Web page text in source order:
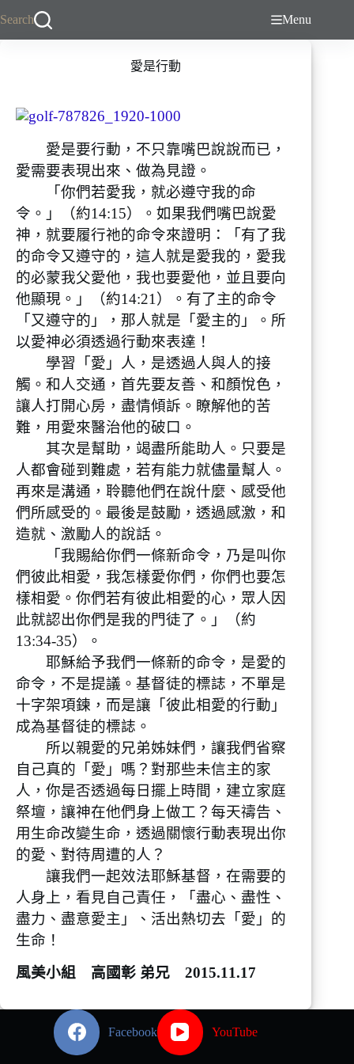
Search Menu
愛是行動
愛是要行動，不只靠嘴巴說說而已，
愛需要表現出來、做為見證。
「你們若愛我，就必遵守我的命
令。」（約14:15）。如果我們嘴巴說愛
神，就要履行祂的命令來證明：「有了我
的命令又遵守的，這人就是愛我的，愛我
的必蒙我父愛他，我也要愛他，並且要向
他顯現。」（約14:21）。有了主的命令
「又遵守的」，那人就是「愛主的」。所
以愛神必須透過行動來表達！
學習「愛」人，是透過人與人的接
觸。和人交通，首先要友善、和顏悅色，
讓人打開心房，盡情傾訴。瞭解他的苦
難，用愛來醫治他的破口。
其次是幫助，竭盡所能助人。只要是
人都會碰到難處，若有能力就儘量幫人。
再來是溝通，聆聽他們在說什麼、感受他
們所感受的。最後是鼓勵，透過感激，和
造就、激勵人的說話。
「我賜給你們一條新命令，乃是叫你
們彼此相愛，我怎樣愛你們，你們也要怎
樣相愛。你們若有彼此相愛的心，眾人因
此就認出你們是我的門徒了。」（約
13:34-35）。
耶穌給予我們一條新的命令，是愛的
命令，不是提議。基督徒的標誌，不單是
十字架項鍊，而是讓「彼此相愛的行動」
成為基督徒的標誌。
所以親愛的兄弟姊妹們，讓我們省察
自己真的「愛」嗎？對那些未信主的家
人，你是否透過每日擺上時間，建立家庭
祭壇，讓神在他們身上做工？每天禱告、
用生命改變生命，透過關懷行動表現出你
的愛、對待周遭的人？
讓我們一起效法耶穌基督，在需要的
人身上，看見自己責任，「盡心、盡性、
盡力、盡意愛主」、活出熱切去「愛」的
生命！
風美小組 高國彰 弟兄 2015.11.17
Facebook YouTube